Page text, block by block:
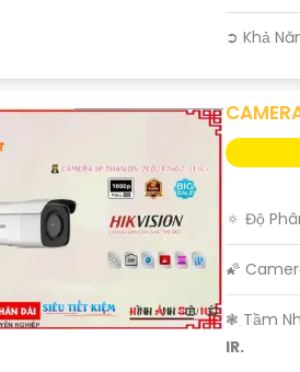
️➲ Khả
🔅 Độ
🌠
❃ Tầm
IR.